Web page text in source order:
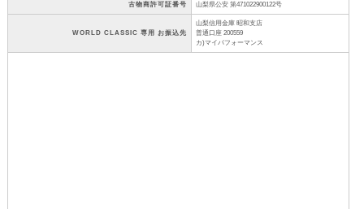
古物商許可証番号
山梨県公安 第471022900122号
WORLD CLASSIC 専用 お振込先
山梨信用金庫 昭和支店
普通口座 200559
カ)マイパフォーマンス